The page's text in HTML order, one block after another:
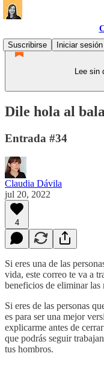
Suscribirse
Iniciar sesión
Lee sin
Dile hola al
Entrada #34
Claudia Dávila
jul 20, 2022
4
Si eres una de las
vida, este correo te va a
beneficios de eliminar las
Si eres de las personas
es para ser una mejor
explicarme antes de
que podrás seguir
tus hombros.